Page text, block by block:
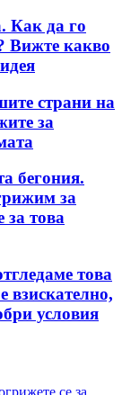
Как да го
Вижте какво
страни на
за
бегония.
за
за това
това
взискателно,
условия